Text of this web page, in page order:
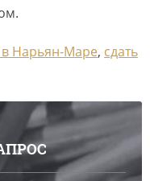
в Нарьян-Маре, сдать